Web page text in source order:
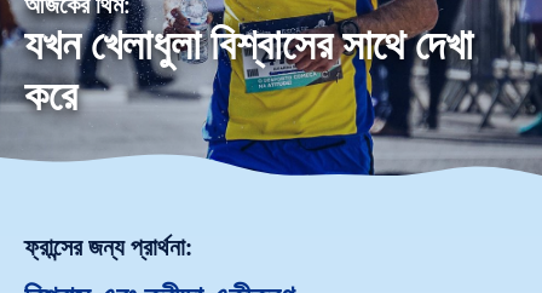
যখন খেলাধুলা বিশ্বাসের সাথে দেখা
করে
ফ্রান্সের জন্য প্রার্থনা: